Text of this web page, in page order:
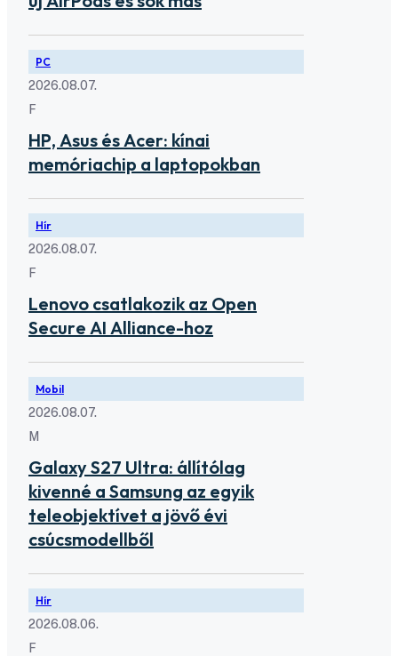
PC
2026.08.07.
F
HP, Asus és Acer: kínai
memóriachip a laptopokban
Hír
2026.08.07.
F
Lenovo csatlakozik az Open
Secure AI Alliance-hoz
Mobil
2026.08.07.
M
Galaxy S27 Ultra: állítólag
kivenné a Samsung az egyik
teleobjektívet a jövő évi
csúcsmodellből
Hír
2026.08.06.
F